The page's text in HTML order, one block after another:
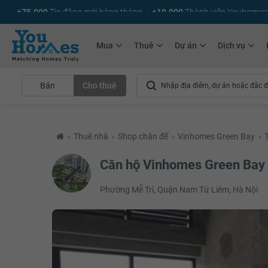
+75.000Tin đăng mới hàng tháng +10.000Thành viên
Mua Thuê Dự án Dịch vụ
Bán Cho thuê
› Thuê nhà › Shop chân đế › Vinhomes Green Bay ›
Căn hộ Vinhomes Green Bay
Phường Mễ Trì, Quận Nam Từ Liêm, Hà Nội